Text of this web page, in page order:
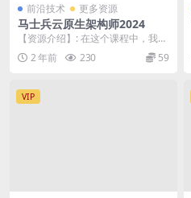
前沿技术 更多资源
马士兵云原生架构师2024
【资源介绍】: 在这个课程中，我们
将深入了解云原生架构的核心概
念、设计原则和最佳...
2 年前 230 59
VIP